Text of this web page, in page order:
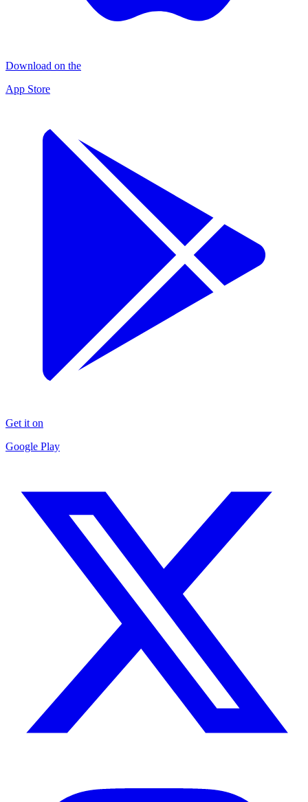
Download on the
App Store
Get it on
Google Play